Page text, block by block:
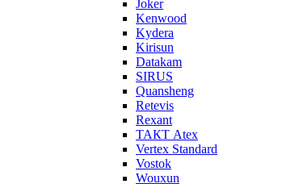
Joker
Kenwood
Kydera
Kirisun
Datakam
SIRUS
Quansheng
Retevis
Rexant
ТАКТ Atex
Vertex Standard
Vostok
Wouxun